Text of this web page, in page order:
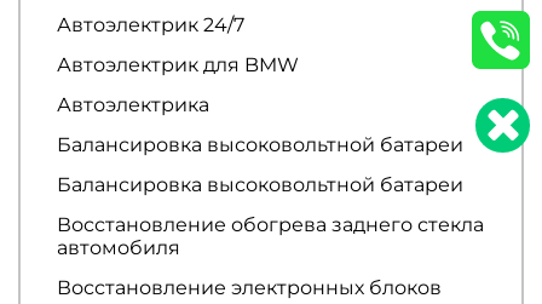
Автоэлектрик 24/7
Автоэлектрик для BMW
Автоэлектрика
Балансировка высоковольтной батареи
Балансировка высоковольтной батареи
Восстановление обогрева заднего стекла
автомобиля
Восстановление электронных блоков